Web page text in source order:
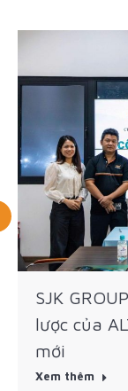
SJK
lược của
mới
Xem thêm